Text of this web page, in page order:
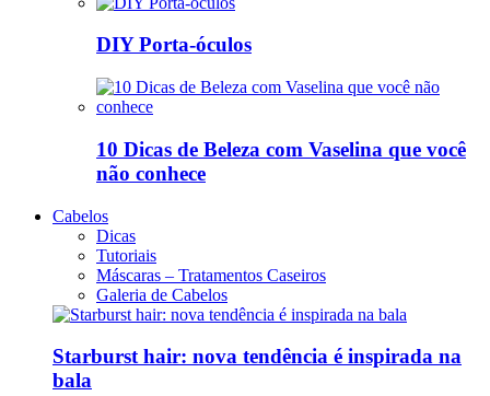
DIY Porta-óculos
10 Dicas de Beleza com Vaselina que você
não conhece
Cabelos
Dicas
Tutoriais
Máscaras – Tratamentos Caseiros
Galeria de Cabelos
Starburst hair: nova tendência é inspirada na
bala